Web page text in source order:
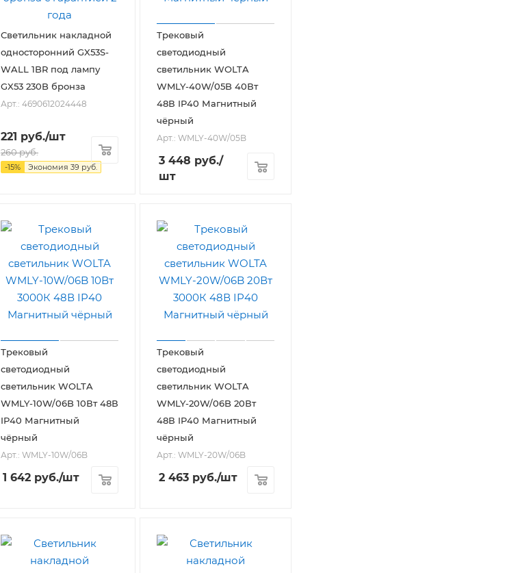
Светильник накладной
односторонний GX53S-
WALL 1BR под лампу
GX53 230B бронза
Арт.: 4690612024448
221 руб./шт
260руб.
-15% Экономия 39 руб.
Трековый
светодиодный
светильник WOLTA
WMLY-40W/05B 40Вт
48В IP40 Магнитный
чёрный
Арт.: WMLY-40W/05B
3 448 руб./
шт
Трековый
светодиодный
светильник WOLTA
WMLY-10W/06B 10Вт 48В
IP40 Магнитный
чёрный
Арт.: WMLY-10W/06B
1 642 руб./шт
Трековый
светодиодный
светильник WOLTA
WMLY-20W/06B 20Вт
48В IP40 Магнитный
чёрный
Арт.: WMLY-20W/06B
2 463 руб./шт